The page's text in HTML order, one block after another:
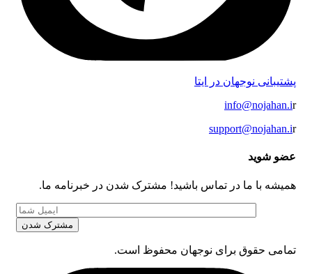
پشتیبانی نوجهان در ایتا
info@nojahan.ir
support@nojahan.ir
عضو شوید
همیشه با ما در تماس باشید! مشترک شدن در خبرنامه ما.
تمامی حقوق برای نوجهان محفوظ است.